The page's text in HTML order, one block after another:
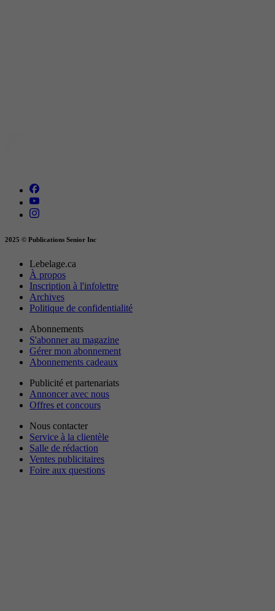
2025 © Publications Senior Inc
Lebelage.ca
À propos
Inscription à l'infolettre
Archives
Politique de confidentialité
Abonnements
S'abonner au magazine
Gérer mon abonnement
Abonnements cadeaux
Publicité et partenariats
Annoncer avec nous
Offres et concours
Nous contacter
Service à la clientèle
Salle de rédaction
Ventes publicitaires
Foire aux questions